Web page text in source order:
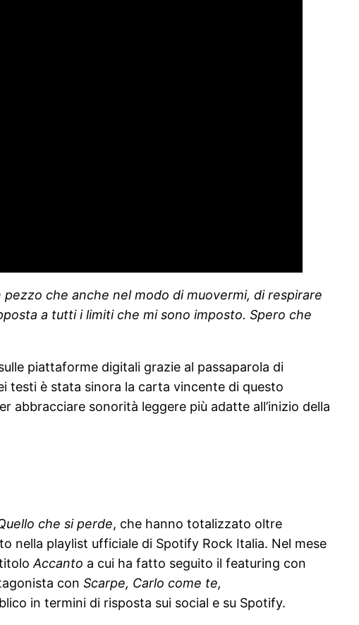
che anche nel modo di muovermi, di respirare
a tutti i limiti che mi sono imposto. Spero che
piattaforme digitali grazie al passaparola di
testi è stata sinora la carta vincente di questo
sonorità leggere più adatte all’inizio della
che si perde, che hanno totalizzato oltre
nella playlist ufficiale di Spotify Rock Italia. Nel mese
titoloAccanto a cui ha fatto seguito il featuring con
con Scarpe, Carlo come te,
in termini di risposta sui social e su Spotify.